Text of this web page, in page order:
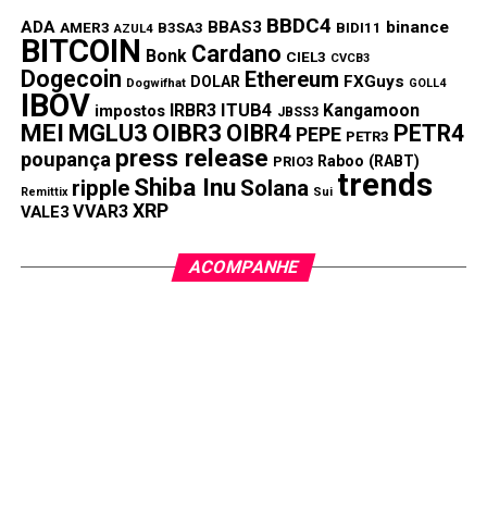
ADA AMER3 AZUL4 B3SA3 BBAS3 BBDC4 BIDI11 binance
BITCOIN Bonk Cardano CIEL3 CVCB3
Dogecoin Dogwifhat DOLAR Ethereum FXGuys GOLL4
IBOV impostos IRBR3 ITUB4 JBSS3 Kangamoon
MEI MGLU3 OIBR3 OIBR4 PEPE PETR3 PETR4
poupança press release PRIO3 Raboo (RABT)
Remittix ripple Shiba Inu Solana Sui trends
VALE3 VVAR3 XRP
ACOMPANHE